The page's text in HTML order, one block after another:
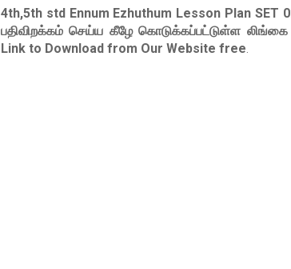
4th,5th std Ennum Ezhuthum Lesson Plan SET
பதிவிறக்கம் செய்ய கீழே கொடுக்கப்பட்டுள்ள லிங்கை
Link to Download from Our Website free